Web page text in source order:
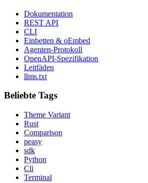
Dokumentation
REST API
CLI
Einbetten & oEmbed
Agenten-Protokoll
OpenAPI-Spezifikation
Leitfäden
llms.txt
Beliebte Tags
Theme Variant
Rust
Comparison
peasy
sdk
Python
Cli
Terminal